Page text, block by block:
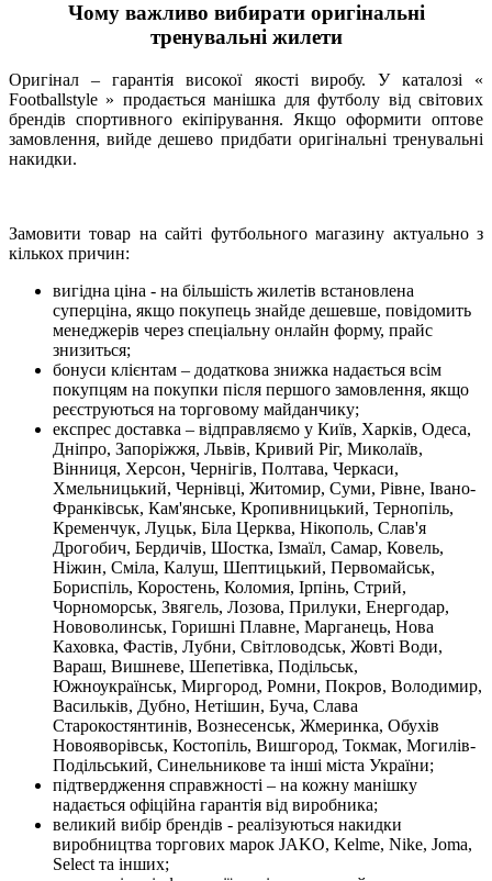
Чому важливо вибирати оригінальні
тренувальні жилети
Оригінал – гарантія високої якості виробу. У каталозі «
Footballstyle » продається манішка для футболу від світових
брендів спортивного екіпірування. Якщо оформити оптове
замовлення, вийде дешево придбати оригінальні тренувальні
накидки.
Замовити товар на сайті футбольного магазину актуально з
кількох причин:
вигідна ціна - на більшість жилетів встановлена
суперціна, якщо покупець знайде дешевше, повідомить
менеджерів через спеціальну онлайн форму, прайс
знизиться;
бонуси клієнтам – додаткова знижка надається всім
покупцям на покупки після першого замовлення, якщо
реєструються на торговому майданчику;
експрес доставка – відправляємо у Київ, Харків, Одеса,
Дніпро, Запоріжжя, Львів, Кривий Ріг, Миколаїв,
Вінниця, Херсон, Чернігів, Полтава, Черкаси,
Хмельницький, Чернівці, Житомир, Суми, Рівне, Івано-
Франківськ, Кам'янське, Кропивницький, Тернопіль,
Кременчук, Луцьк, Біла Церква, Нікополь, Слав'я
Дрогобич, Бердичів, Шостка, Ізмаїл, Самар, Ковель,
Ніжин, Сміла, Калуш, Шептицький, Первомайськ,
Бориспіль, Коростень, Коломия, Ірпінь, Стрий,
Чорноморськ, Звягель, Лозова, Прилуки, Енергодар,
Нововолинськ, Горишні Плавне, Марганець, Нова
Каховка, Фастів, Лубни, Світловодськ, Жовті Води,
Вараш, Вишневе, Шепетівка, Подільськ,
Южноукраїнськ, Миргород, Ромни, Покров, Володимир,
Васильків, Дубно, Нетішин, Буча, Слава
Старокостянтинів, Вознесенськ, Жмеринка, Обухів
Новояворівськ, Костопіль, Вишгород, Токмак, Могилів-
Подільський, Синельникове та інші міста України;
підтвердження справжності – на кожну манішку
надається офіційна гарантія від виробника;
великий вибір брендів - реалізуються накидки
виробництва торгових марок JAKO, Kelme, Nike, Joma,
Select та інших;